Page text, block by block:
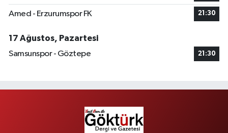
Amed - Erzurumspor FK 21:30
17 Ağustos, Pazartesi
Samsunspor - Göztepe
21:30